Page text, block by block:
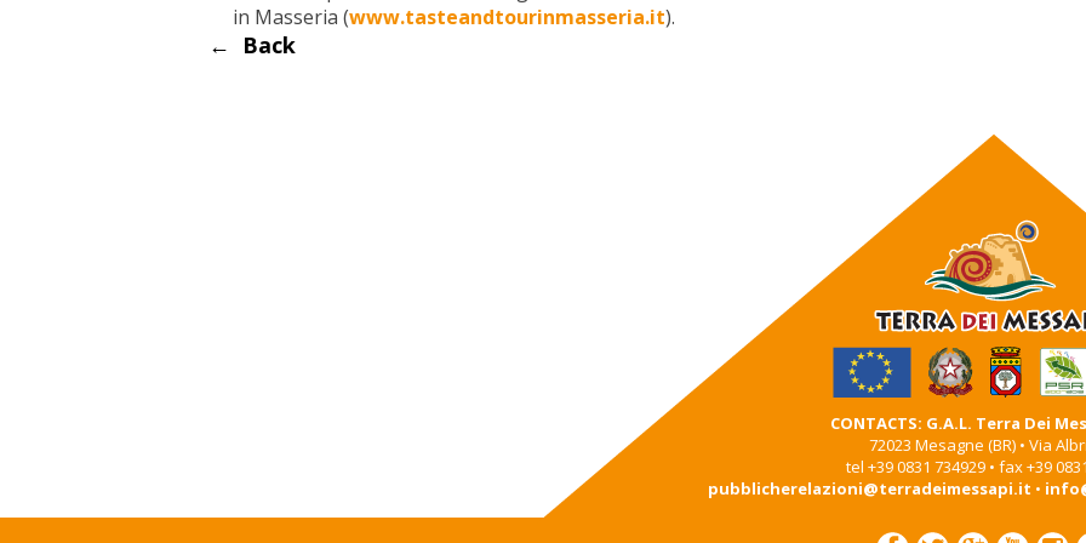
in Masseria (www.tasteandtourinmasseria.it).
← Back
CONTACTS: G.A.L. Terra Dei
72023 Mesagne (BR) • Via
tel +39 0831 734929 • fax +39
pubblicherelazioni@terradeimessapi.it •